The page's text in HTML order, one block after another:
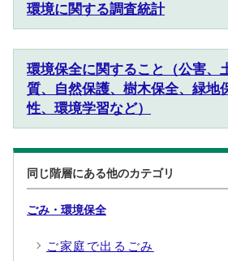
環境に関する調査統計
環境保全に関すること（公害、
質、自然保護、樹木保全、緑地
性、環境学習など）
同じ階層にある他のカテゴリ
ごみ・環境保全
ご家庭で出るごみ